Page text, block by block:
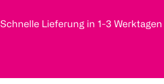
Schnelle Lieferung in 1-3 Werktagen